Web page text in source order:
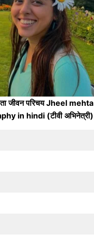
जीवन परिचय Jheel mehta
in hindi (टीवी अभिनेत्री)